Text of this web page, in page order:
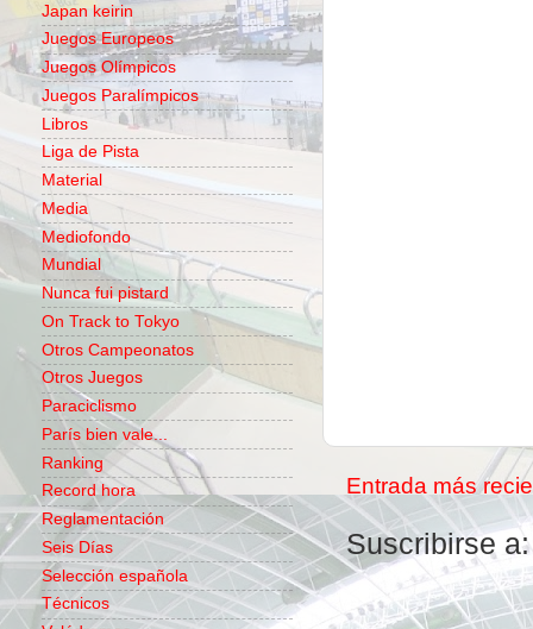
Entrada más
Suscribirse
Japan keirin
Juegos Europeos
Juegos Olímpicos
Juegos Paralímpicos
Libros
Liga de Pista
Material
Media
Mediofondo
Mundial
Nunca fui pistard
On Track to Tokyo
Otros Campeonatos
Otros Juegos
Paraciclismo
París bien vale...
Ranking
Record hora
Reglamentación
Seis Días
Selección española
Técnicos